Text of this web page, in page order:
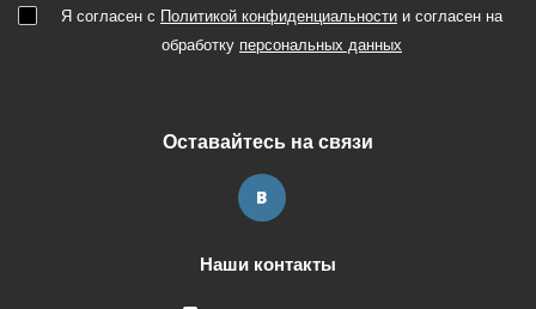
Я согласен с Политикой конфиденциальности и согласен на
обработку персональных данных
Оставайтесь на связи
Наши контакты